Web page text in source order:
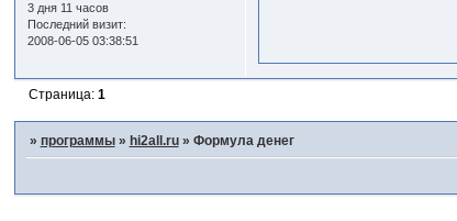
3 дня 11 часов
Последний визит:
2008-06-05 03:38:51
Страница: 1
» программы » hi2all.ru » Формула денег